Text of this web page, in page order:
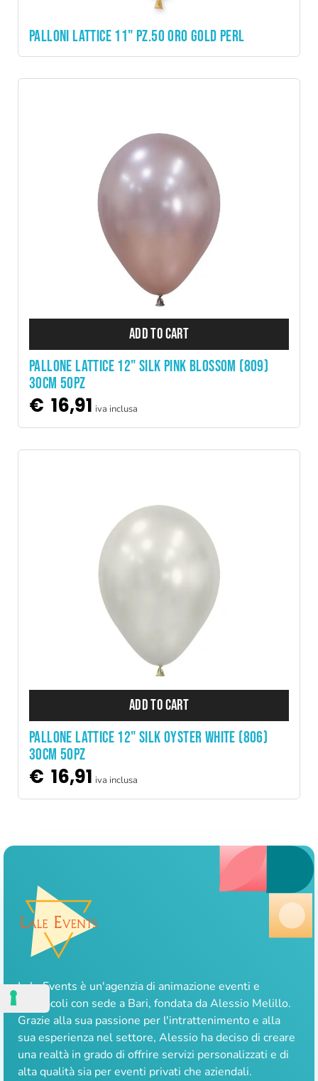
PALLONI LATTICE 11" PZ.50 ORO GOLD PERL
ADD TO CART
PALLONE LATTICE 12" SILK PINK BLOSSOM (809)
30CM 50PZ
€ 16,91 iva inclusa
ADD TO CART
PALLONE LATTICE 12" SILK OYSTER WHITE (806)
30CM 50PZ
€ 16,91 iva inclusa
Lale Events è un'agenzia di animazione eventi e
spettacoli con sede a Bari, fondata da Alessio Melillo.
Grazie alla sua passione per l'intrattenimento e alla
sua esperienza nel settore, Alessio ha deciso di creare
una realtà in grado di offrire servizi personalizzati e di
alta qualità sia per eventi privati che aziendali.